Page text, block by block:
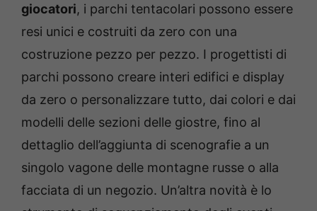
giocatori, i parchi tentacolari possono essere
resi unici e costruiti da zero con una
costruzione pezzo per pezzo. I progettisti di
parchi possono creare interi edifici e display
da zero o personalizzare tutto, dai colori e dai
modelli delle sezioni delle giostre, fino al
dettaglio dell’aggiunta di scenografie a un
singolo vagone delle montagne russe o alla
facciata di un negozio. Un’altra novità è lo